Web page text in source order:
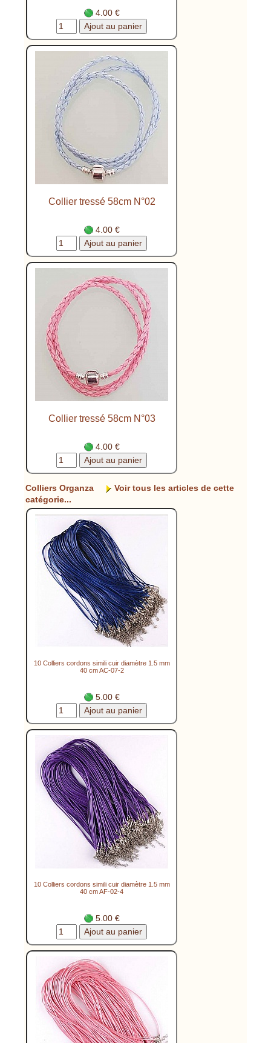
4.00 €
Collier tressé 58cm N°02
4.00 €
Collier tressé 58cm N°03
4.00 €
Colliers Organza
Voir tous les articles de cette
catégorie...
10 Colliers cordons simili cuir diamètre 1.5 mm
40 cm AC-07-2
5.00 €
10 Colliers cordons simili cuir diamètre 1.5 mm
40 cm AF-02-4
5.00 €